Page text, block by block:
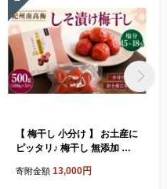
【 梅干し 小分け 】 お土産に
ピッタリ♪ 梅干し 無添加 南
のすっぱい しそ漬け梅干し 5
寄附金額 13,000円